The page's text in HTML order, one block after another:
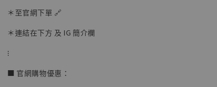
＊至官網下單 🔗
＊連結在下方 及 IG 簡介欄
⁝
■ 官網購物優惠：